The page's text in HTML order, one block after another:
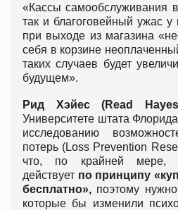
«Кассы самообслуживания
так и благоговейный ужас у
при выходе из магазина
себя в корзине
таких случаев будет
будущем».
Рид Хэйес (Read
Университете штата
исследованию
потерь (Loss Prevention
что, по крайней мере,
действует по принципу
бесплатно», поэтому
которые бы изменили